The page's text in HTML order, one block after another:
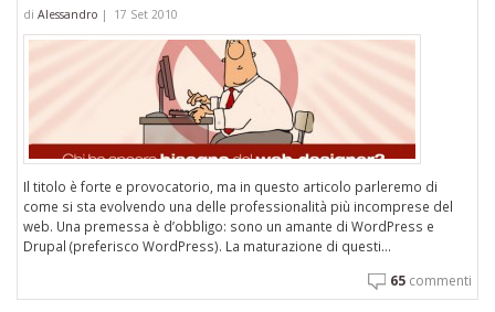
di Alessandro | 17 Set 2010
Il titolo è forte e provocatorio, ma in questo articolo parleremo di
come si sta evolvendo una delle professionalità più incomprese del
web. Una premessa è d’obbligo: sono un amante di WordPress e
Drupal (preferisco WordPress). La maturazione di questi...
65 commenti